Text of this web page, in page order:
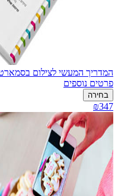
המדריך המעשי לצילום
פרטים נוספים
בחירה
₪347